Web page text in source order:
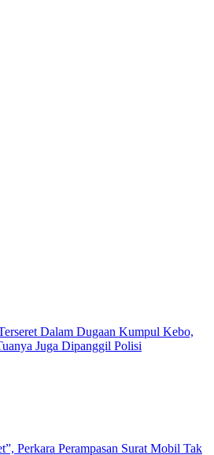
Dalam Dugaan Kumpul Kebo,
Juga Dipanggil Polisi
Perkara Perampasan Surat Mobil Tak